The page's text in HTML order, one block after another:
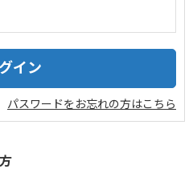
パスワードをお忘れの方はこちら